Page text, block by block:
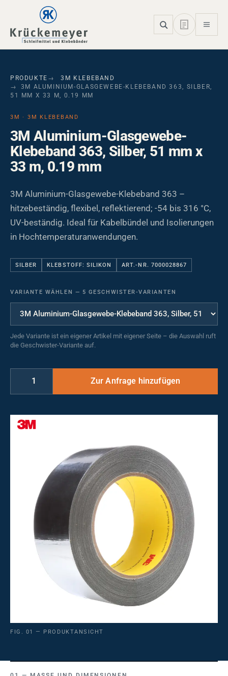
Skip to main navigation
Skip to main content
Skip to page footer
PRODUKTE
3M KLEBEBAND
3M ALUMINIUM-GLASGEWEBE-KLEBEBAND 363, SILBER,
51 MM X 33 M, 0.19 MM
3M · 3M KLEBEBAND
3M Aluminium-Glasgewebe-
Klebeband 363, Silber, 51 mm x
33 m, 0.19 mm
3M Aluminium-Glasgewebe-Klebeband 363 –
hitzebeständig, flexibel, reflektierend; -54 bis 316 °C,
UV-beständig. Ideal für Kabelbündel und Isolierungen
in Hochtemperaturanwendungen.
SILBER KLEBSTOFF: SILIKON ART.-NR. 7000028867
VARIANTE WÄHLEN — 5 GESCHWISTER-VARIANTEN
Jede Variante ist ein eigener Artikel mit eigener Seite – die Auswahl ruft
die Geschwister-Variante auf.
FIG. 01 — PRODUKTANSICHT